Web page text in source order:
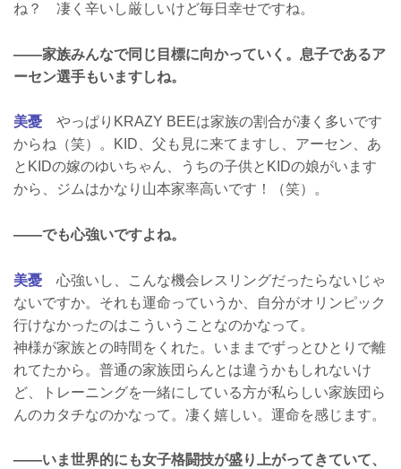
ね？ 凄く辛いし厳しいけど毎日幸せですね。
――家族みんなで同じ目標に向かっていく。息子であるア
ーセン選手もいますしね。
美憂 やっぱりKRAZY BEEは家族の割合が凄く多いです
からね（笑）。KID、父も見に来てますし、アーセン、あ
とKIDの嫁のゆいちゃん、うちの子供とKIDの娘がいます
から、ジムはかなり山本家率高いです！（笑）。
――でも心強いですよね。
美憂 心強いし、こんな機会レスリングだったらないじゃ
ないですか。それも運命っていうか、自分がオリンピック
行けなかったのはこういうことなのかなって。
神様が家族との時間をくれた。いままでずっとひとりで離
れてたから。普通の家族団らんとは違うかもしれないけ
ど、トレーニングを一緒にしている方が私らしい家族団ら
んのカタチなのかなって。凄く嬉しい。運命を感じます。
――いま世界的にも女子格闘技が盛り上がってきていて、